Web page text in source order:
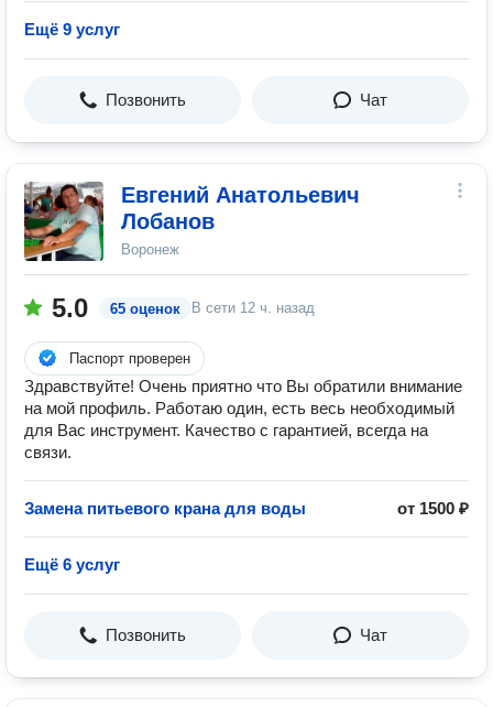
Ещё 9 услуг
Позвонить Чат
Евгений Анатольевич
Лобанов
Воронеж
5.0 65 оценок В сети 12 ч. назад
Паспорт проверен
Здравствуйте! Очень приятно что Вы обратили внимание
на мой профиль. Работаю один, есть весь необходимый
для Вас инструмент. Качество с гарантией, всегда на
связи.
Замена питьевого крана для воды от 1500 ₽
Ещё 6 услуг
Позвонить Чат